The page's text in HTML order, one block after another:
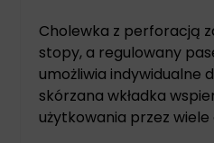
Cholewka z perforacją
stopy, a regulowany
umożliwia indywidualne
skórzana wkładka
użytkowania przez wiele